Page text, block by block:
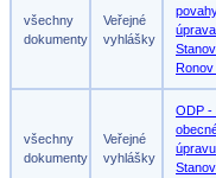
všechny
dokumenty
Veřejné
vyhlášky
všechny
dokumenty
Veřejné
vyhlášky
ODP -